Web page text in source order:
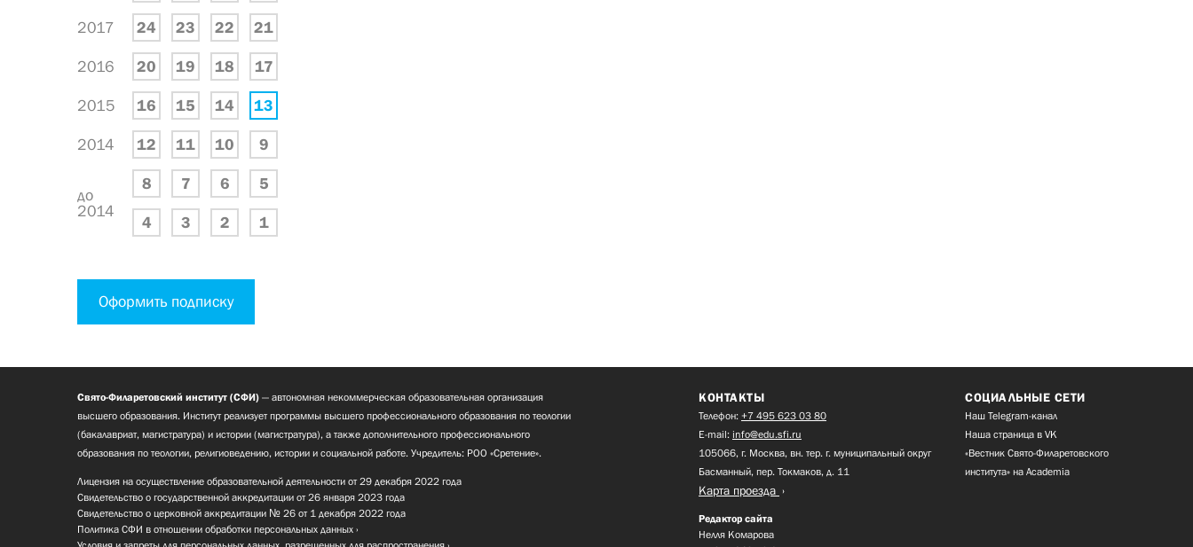
2017 24 23 22 21
2016 20 19 18 17
2015 16 15 14 13
2014 12 11 10 9
до
2014
8 7 6 5
4 3 2 1
Оформить подписку
Свято-Филаретовский институт (СФИ) — автономная некоммерческая образовательная организация
высшего образования. Институт реализует программы высшего профессионального образования по теологии
(бакалавриат, магистратура) и истории (магистратура), а также дополнительного профессионального
образования по теологии, религиоведению, истории и социальной работе. Учредитель: РОО «Сретение».
Лицензия на осуществление образовательной деятельности от 29 декабря 2022 года
Свидетельство о государственной аккредитации от 26 января 2023 года
Свидетельство о церковной аккредитации № 26 от 1 декабря 2022 года
Политика СФИ в отношении обработки персональных данных
КОНТАКТЫ
Телефон: +7 495 623 03 80
E-mail: info@edu.sfi.ru
105066, г. Москва, вн. тер. г. муниципальный округ
Басманный, пер. Токмаков, д. 11
Карта проезда
Редактор сайта
Нелля Комарова
СОЦИАЛЬНЫЕ СЕТИ
Наш Telegram-канал
Наша страница в VK
«Вестник Свято-Филаретовского
института» на Academia